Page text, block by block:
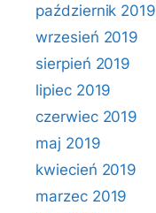
październik 2019
wrzesień 2019
sierpień 2019
lipiec 2019
czerwiec 2019
maj 2019
kwiecień 2019
marzec 2019